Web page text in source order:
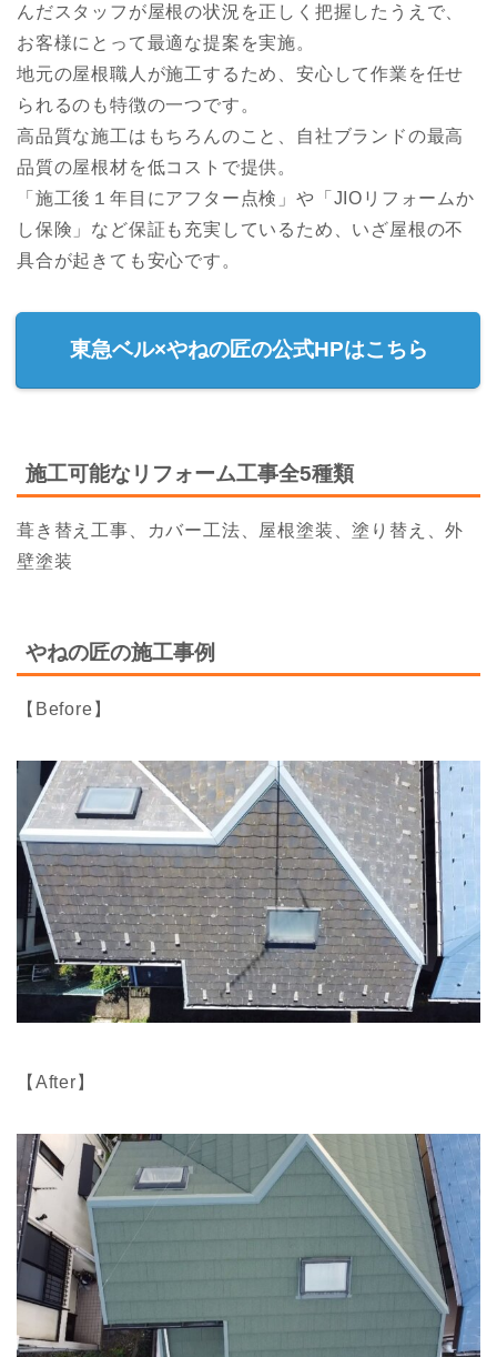
んだスタッフが屋根の状況を正しく把握したうえで、
お客様にとって最適な提案を実施。
地元の屋根職人が施工するため、安心して作業を任せ
られるのも特徴の一つです。
高品質な施工はもちろんのこと、自社ブランドの最高
品質の屋根材を低コストで提供。
「施工後１年目にアフター点検」や「JIOリフォームか
し保険」など保証も充実しているため、いざ屋根の不
具合が起きても安心です。
東急ベル×やねの匠の公式HPはこちら
施工可能なリフォーム工事全5種類
葺き替え工事、カバー工法、屋根塗装、塗り替え、外
壁塗装
やねの匠の施工事例
【Before】
【After】